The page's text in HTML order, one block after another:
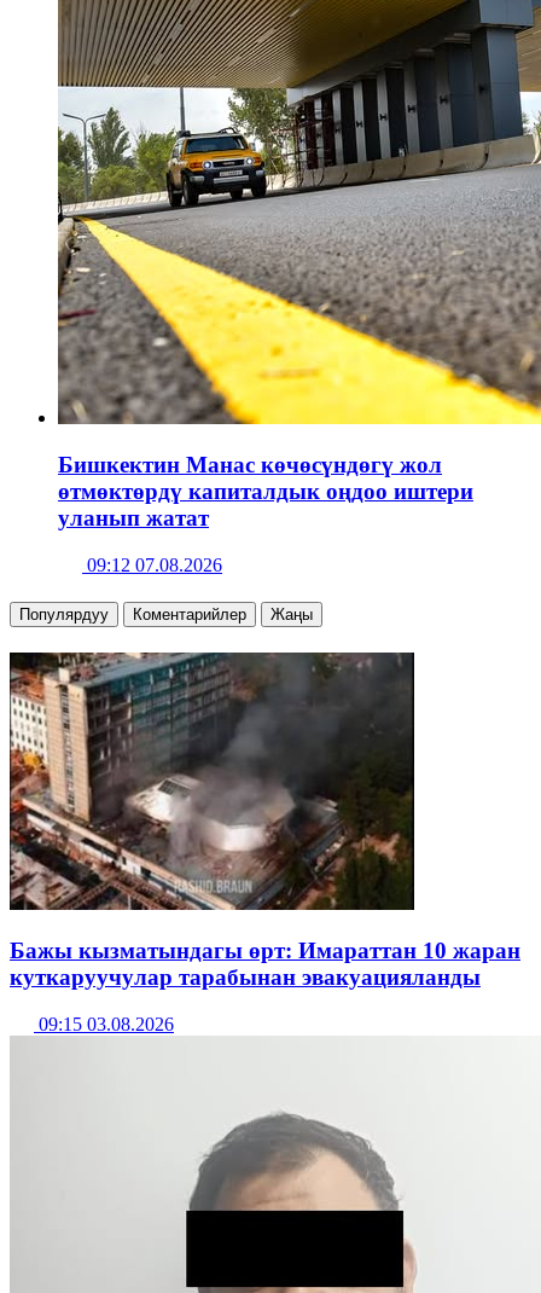
Бишкектин Манас көчөсүндөгү жол
өтмөктөрдү капиталдык оңдоо иштери
уланып жатат
09:12 07.08.2026
Популярдуу Коментарийлер Жаңы
Бажы кызматындагы өрт: Имараттан 10 жаран
куткаруучулар тарабынан эвакуацияланды
09:15 03.08.2026